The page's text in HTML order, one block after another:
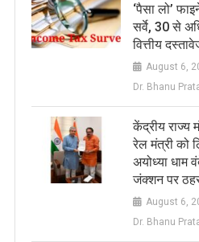
‘पैसा लो’
सर्वे, 30 से
वित्तीय
August 6,
Dr. Bhanu
केंद्रीय राज्य
रेल मंत्री को
अयोध्या धाम
जंक्शन पर
August 6,
Dr. Bhanu